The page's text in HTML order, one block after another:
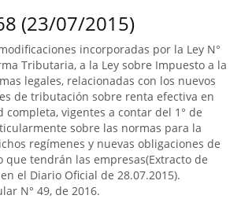
(23/07/2015)
incorporadas por la Ley N°
Tributaria, a la Ley sobre Impuesto a la
legales, relacionadas con los nuevos
de tributación sobre renta efectiva en
completa, vigentes a contar del 1° de
sobre las normas para la
regímenes y nuevas obligaciones de
que tendrán las empresas(Extracto de
el Diario Oficial de 28.07.2015).
N° 49, de 2016.